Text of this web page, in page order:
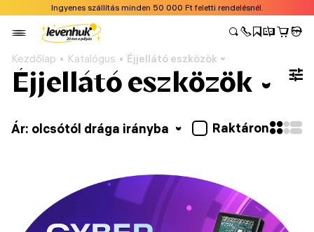
Ingyenes szállítás minden 50 000 Ft feletti rendelésnél.
Kezdőlap Katalógus Éjjellátó eszközök
Éjjellátó eszközök
Ár: olcsótól drága irányba Raktáron